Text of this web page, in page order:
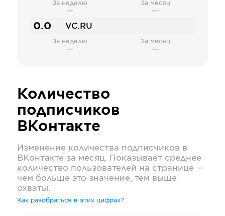
За неделю
—
За месяц
—
0.0 VC.RU
За неделю
—
За месяц
—
Количество
подписчиков
ВКонтакте
Изменение количества подписчиков в
ВКонтакте за месяц. Показывает среднее
количество пользователей на странице —
чем больше это значение, тем выше
охваты.
Как разобраться в этих цифрах?